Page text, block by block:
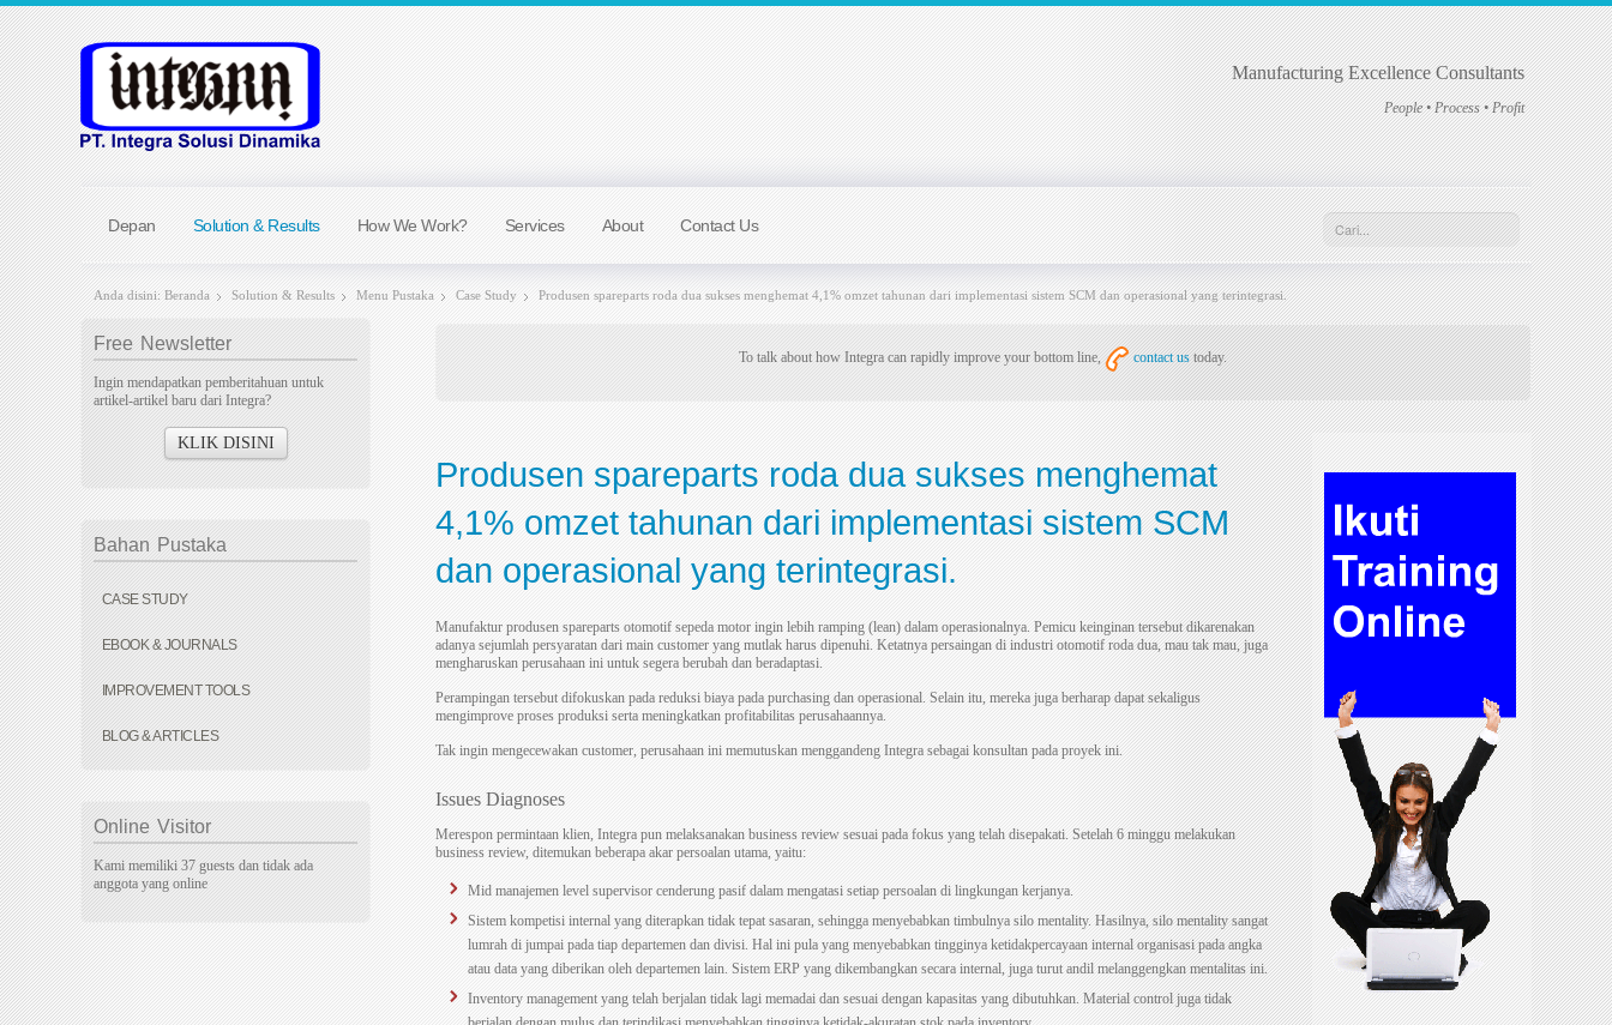
Manufacturing Excellence Consultants
People • Process • Profit
Depan Solution & Results How We Work? Services About Contact Us
Anda disini:Beranda Solution & Results Menu Pustaka Case Study Produsen spareparts roda dua sukses menghemat 4,1% omzet tahunan dari implementasi sistem SCM dan operasional yang terintegrasi.
Free Newsletter
Ingin mendapatkan pemberitahuan untuk
artikel-artikel baru dari Integra?
KLIK DISINI
Bahan Pustaka
CASE STUDY
EBOOK & JOURNALS
IMPROVEMENT TOOLS
BLOG & ARTICLES
Online Visitor
Kami memiliki 37 guests dan tidak ada
anggota yang online
To talk about how Integra can rapidly improve your bottom line, contact ustoday.
Produsen spareparts roda dua sukses menghemat
4,1% omzet tahunan dari implementasi sistem SCM
dan operasional yang terintegrasi.
Manufaktur produsen spareparts otomotif sepeda motor ingin lebih ramping (lean) dalam operasionalnya. Pemicu keinginan tersebut dikarenakan
adanya sejumlah persyaratan dari main customer yang mutlak harus dipenuhi. Ketatnya persaingan di industri otomotif roda dua, mau tak mau, juga
mengharuskan perusahaan ini untuk segera berubah dan beradaptasi.
Perampingan tersebut difokuskan pada reduksi biaya pada purchasing dan operasional. Selain itu, mereka juga berharap dapat sekaligus
mengimprove proses produksi serta meningkatkan profitabilitas perusahaannya.
Tak ingin mengecewakan customer, perusahaan ini memutuskan menggandeng Integra sebagai konsultan pada proyek ini.
Issues Diagnoses
Merespon permintaan klien, Integra pun melaksanakan business review sesuai pada fokus yang telah disepakati. Setelah 6 minggu melakukan
business review, ditemukan beberapa akar persoalan utama, yaitu:
Mid manajemen level supervisor cenderung pasif dalam mengatasi setiap persoalan di lingkungan kerjanya.
Sistem kompetisi internal yang diterapkan tidak tepat sasaran, sehingga menyebabkan timbulnya silo mentality. Hasilnya, silo mentality sangat
lumrah di jumpai pada tiap departemen dan divisi. Hal ini pula yang menyebabkan tingginya ketidakpercayaan internal organisasi pada angka
atau data yang diberikan oleh departemen lain. Sistem ERP yang dikembangkan secara internal, juga turut andil melanggengkan mentalitas ini.
Inventory management yang telah berjalan tidak lagi memadai dan sesuai dengan kapasitas yang dibutuhkan. Material control juga tidak